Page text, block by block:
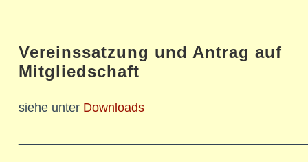
Vereinssatzung und Antrag auf
Mitgliedschaft
siehe unter Downloads